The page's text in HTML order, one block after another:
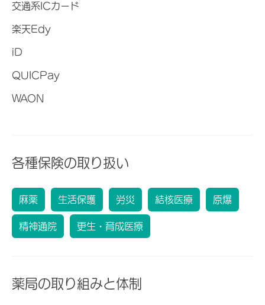
交通系ICカード
楽天Edy
iD
QUICPay
WAON
各種保険の取り扱い
麻薬 生活保護 労災 結核医療 原爆
精神通院 更生・育成医療
薬局の取り組みと体制